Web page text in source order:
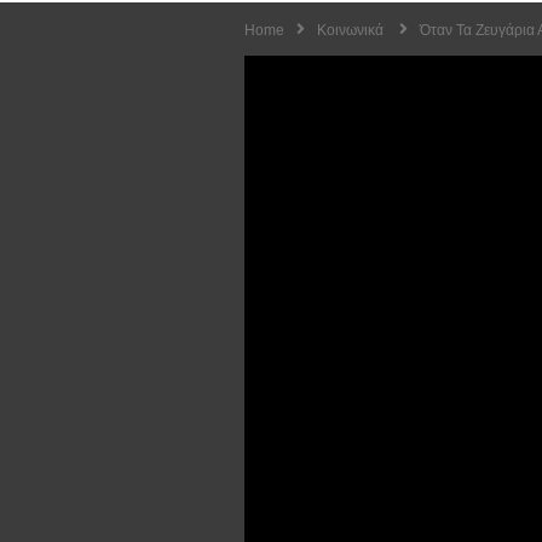
Home Κοινωνικά Όταν Τα